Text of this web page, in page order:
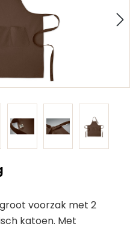
voorzak met 2
katoen. Met